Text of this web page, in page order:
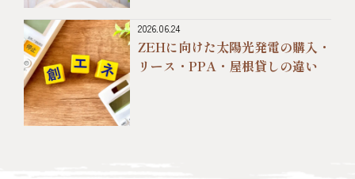
2026.06.24
ZEHに向けた太陽光発電の購入・
リース・PPA・屋根貸しの違い